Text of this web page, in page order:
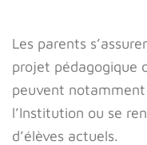
Les parents
projet pédagogique
peuvent
l’Institution ou se
d’élèves actuels.